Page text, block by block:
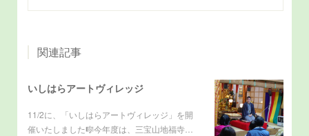
関連記事
いしはらアートヴィレッジ
11/2に、「いしはらアートヴィレッジ」を開
催いたしました🎼今年度は、三宝山地福寺…